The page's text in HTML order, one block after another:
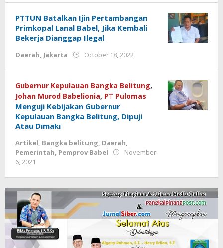
PTTUN Batalkan Ijin Pertambangan
Primkopal Lanal Babel, Jika Kembali
Bekerja Dianggap Ilegal
Daerah, Jakarta October 18, 2022
Gubernur Kepulauan Bangka Belitung,
Johan Murod Babelionia, PT Pulomas
Menguji Kebijakan Gubernur
Kepulauan Bangka Belitung, Dipuji
Atau Dimaki
Artikel, Bangka belitung, Daerah,
Pemerintah, Pemprov Babel
November
6, 2021